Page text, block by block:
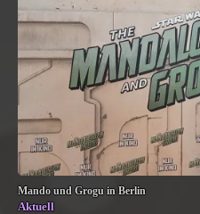
Mando und Grogu in Berlin
Aktuell